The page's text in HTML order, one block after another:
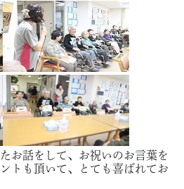
お話をして、お祝いのお言葉を
トも頂いて、とても喜ばれてお